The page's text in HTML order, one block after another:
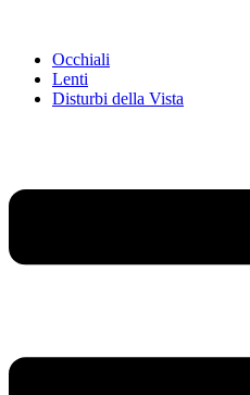
Occhiali
Lenti
Disturbi della Vista